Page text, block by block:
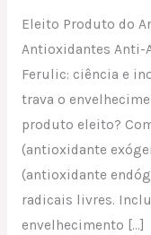
Eleito Produto do
Antioxidantes Anti-
Ferulic: ciência e
trava o
produto eleito?
(antioxidante
(antioxidante
radicais livres.
envelhecimento […]